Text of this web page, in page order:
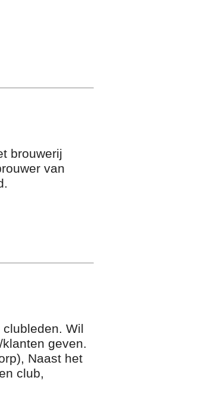
brouwerij
van
Wil
geven.
Naast het
club,